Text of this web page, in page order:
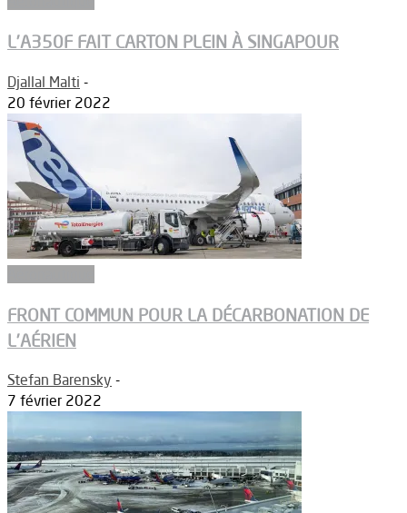
L’A350F FAIT CARTON PLEIN À SINGAPOUR
Djallal Malti -
20 février 2022
FRONT COMMUN POUR LA DÉCARBONATION DE
L’AÉRIEN
Stefan Barensky -
7 février 2022